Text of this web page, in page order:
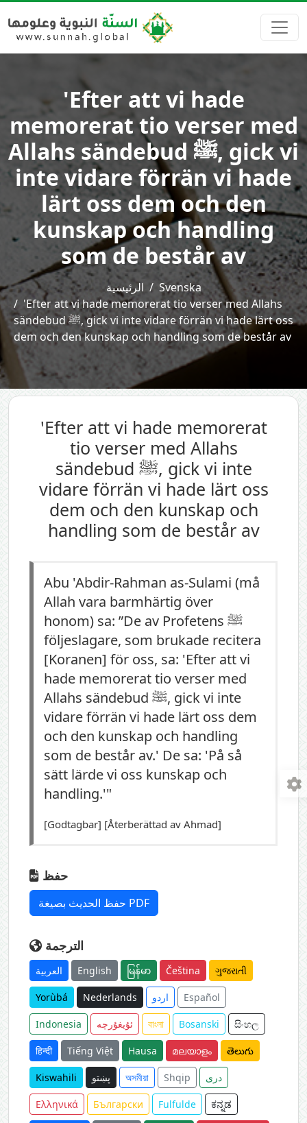
'Efter att vi hade
memorerat tio verser med
Allahs sändebud ﷺ, gick vi
inte vidare förrän vi hade
lärt oss dem och den
kunskap och handling
som de består av
الرئيسية
Svenska
'Efter att vi hade memorerat tio verser med Allahs
sändebud ﷺ, gick vi inte vidare förrän vi hade lärt oss
dem och den kunskap och handling som de består av
'Efter att vi hade memorerat
tio verser med Allahs
sändebud ﷺ, gick vi inte
vidare förrän vi hade lärt oss
dem och den kunskap och
handling som de består av
Abu 'Abdir-Rahman as-Sulami (må
Allah vara barmhärtig över
honom) sa: ”De av Profetens ﷺ
följeslagare, som brukade recitera
[Koranen] för oss, sa: 'Efter att vi
hade memorerat tio verser med
Allahs sändebud ﷺ, gick vi inte
vidare förrän vi hade lärt oss dem
och den kunskap och handling
som de består av.' De sa: 'På så
sätt lärde vi oss kunskap och
handling.'"
[Godtagbar] [Återberättad av Ahmad]
حفظ
حفظ الحديث بصيغة PDF
الترجمة
العربية English မြန်မာ Čeština ગુજરાતી
Yorùbá Nederlands اردو Español
Indonesia ئۇيغۇرچە বাংলা Bosanski සිංහල
हिन्दी Tiếng Việt Hausa മലയാളം తెలుగు
Kiswahili پښتو অসমীয়া Shqip دری
Ελληνικά Български Fulfulde ಕನ್ನಡ